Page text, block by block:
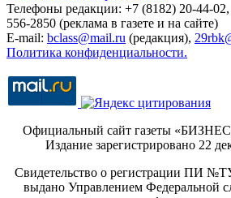
Телефоны редакции: +7 (8182) 20-44-
556-2850 (реклама в газете и на сайте)
E-mail: bclass@mail.ru (редакция),
Политика конфиденциальности.
Официальный сайт газеты
Издание зарегистрировано 22
Свидетельство о регистрации ПИ
выдано Управлением Федеральной